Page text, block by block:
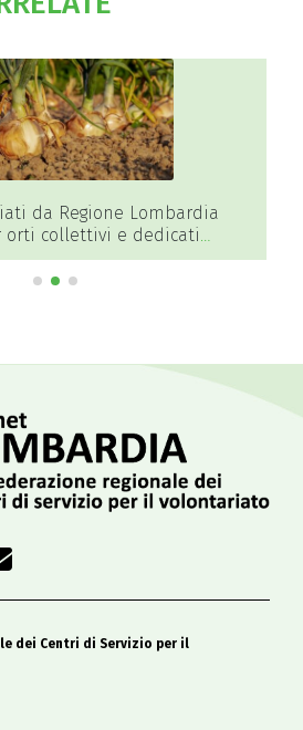
da Regione Lombardia
orti collettivi e dedicati
dei Centri di Servizio per il